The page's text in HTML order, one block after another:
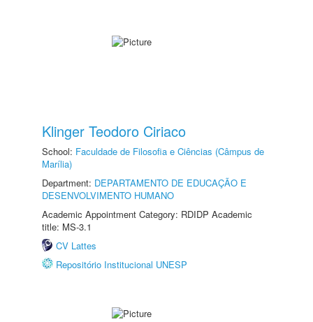
Klinger Teodoro Ciriaco
School: Faculdade de Filosofia e Ciências (Câmpus de
Marília)
Department: DEPARTAMENTO DE EDUCAÇÃO E
DESENVOLVIMENTO HUMANO
Academic Appointment Category: RDIDP Academic
title: MS-3.1
CV Lattes
Repositório Institucional UNESP